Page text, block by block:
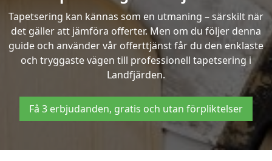
Tapetsering kan kännas som en utmaning – särskilt när
det gäller att jämföra offerter. Men om du följer denna
guide och använder vår offerttjänst får du den enklaste
och tryggaste vägen till professionell tapetsering i
Landfjärden.
Få 3 erbjudanden, gratis och utan förpliktelser